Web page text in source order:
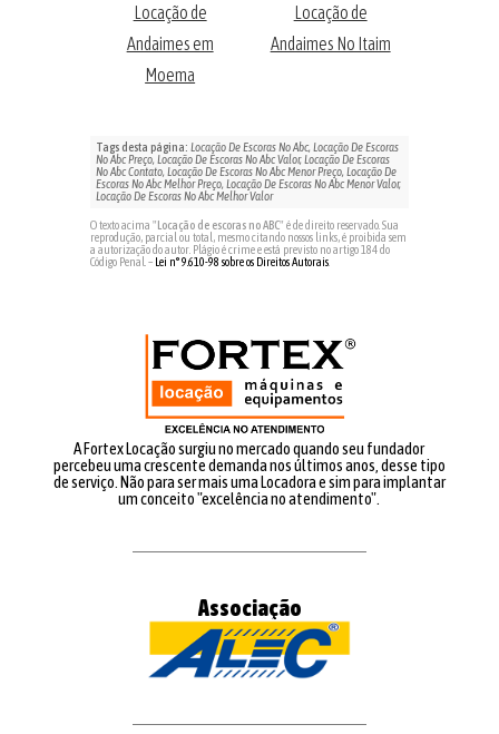
Locação de
Andaimes em
Moema
Locação de
Andaimes No Itaim
Tags desta página: Locação De Escoras No Abc, Locação De Escoras
No Abc Preço, Locação De Escoras No Abc Valor, Locação De Escoras
No Abc Contato, Locação De Escoras No Abc Menor Preço, Locação De
Escoras No Abc Melhor Preço, Locação De Escoras No Abc Menor Valor,
Locação De Escoras No Abc Melhor Valor
O texto acima " Locação de escoras no ABC" é de direito reservado. Sua
reprodução, parcial ou total, mesmo citando nossos links, é proibida sem
a autorização do autor. Plágio é crime e está previsto no artigo 184 do
Código Penal. – Lei n° 9.610-98 sobre os Direitos Autorais.
A Fortex Locação surgiu no mercado quando seu fundador
percebeu uma crescente demanda nos últimos anos, desse tipo
de serviço. Não para ser mais uma Locadora e sim para implantar
um conceito "excelência no atendimento".
Associação